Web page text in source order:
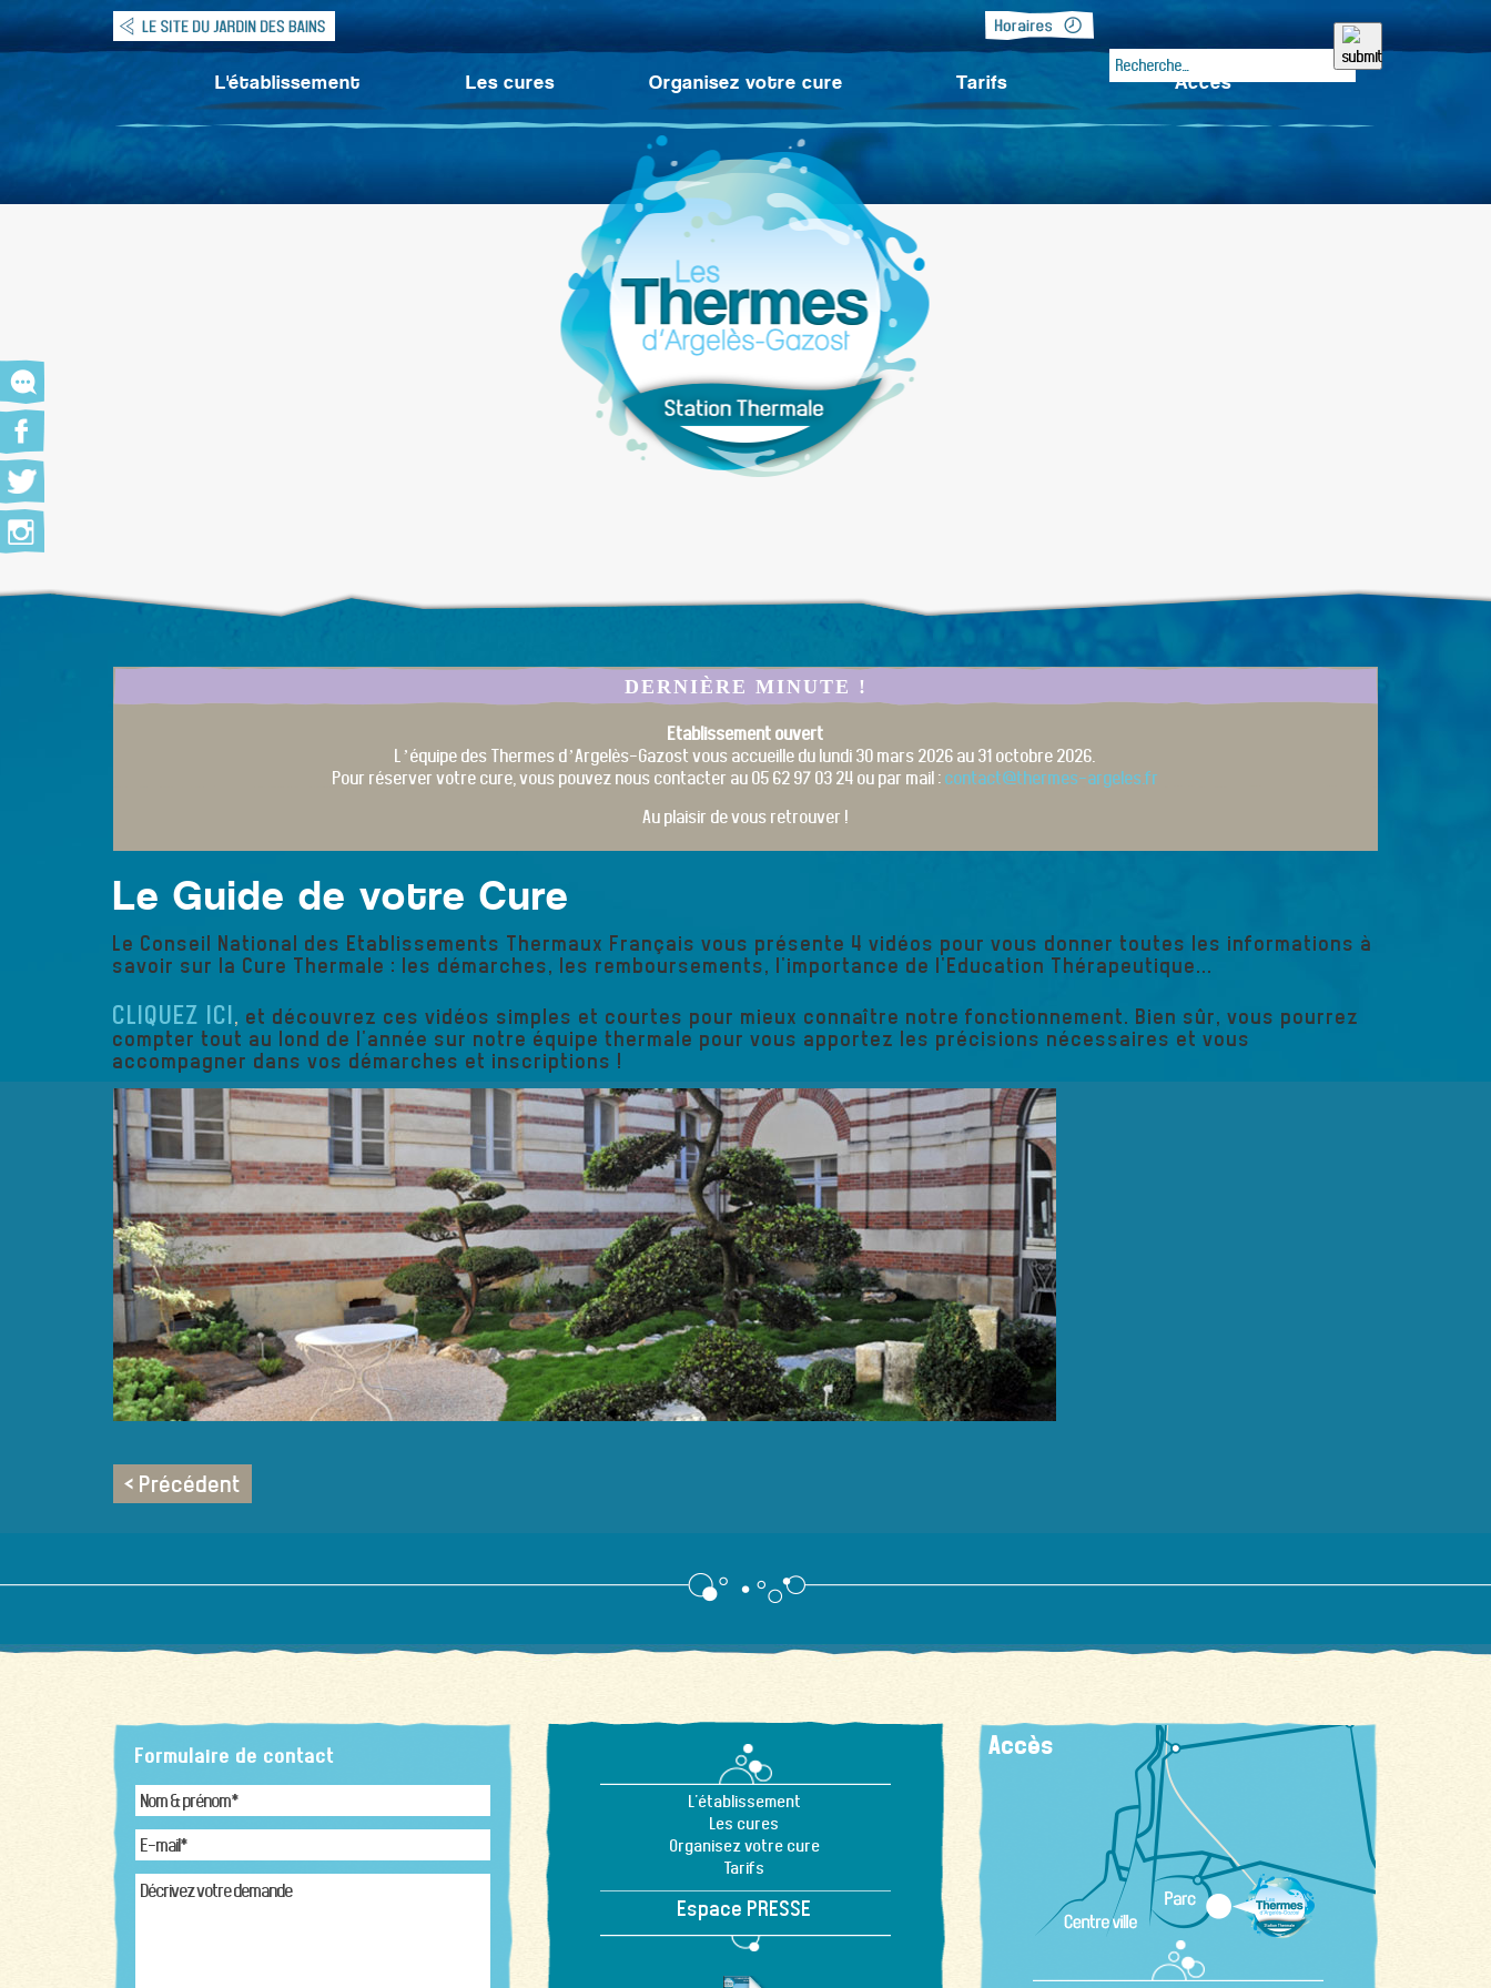
L'établissement Les cures Organisez votre cure Tarifs Accès
DERNIÈRE MINUTE !
Etablissement ouvert
L’équipe des Thermes d’Argelès-Gazost vous accueille du lundi 30 mars 2026 au 31 octobre 2026.
Pour réserver votre cure, vous pouvez nous contacter au 05 62 97 03 24 ou par mail : contact@thermes-argeles.fr
Au plaisir de vous retrouver !
Le Guide de votre Cure
Le Conseil National des Etablissements Thermaux Français vous présente 4 vidéos pour vous donner toutes les informations à
savoir sur la Cure Thermale : les démarches, les remboursements, l'importance de l'Education Thérapeutique...
CLIQUEZ ICI, et découvrez ces vidéos simples et courtes pour mieux connaître notre fonctionnement. Bien sûr, vous pourrez
compter tout au lond de l'année sur notre équipe thermale pour vous apportez les précisions nécessaires et vous
accompagner dans vos démarches et inscriptions !
< Précédent
Formulaire de contact
L'établissement
Les cures
Organisez votre cure
Tarifs
Espace PRESSE
Accès